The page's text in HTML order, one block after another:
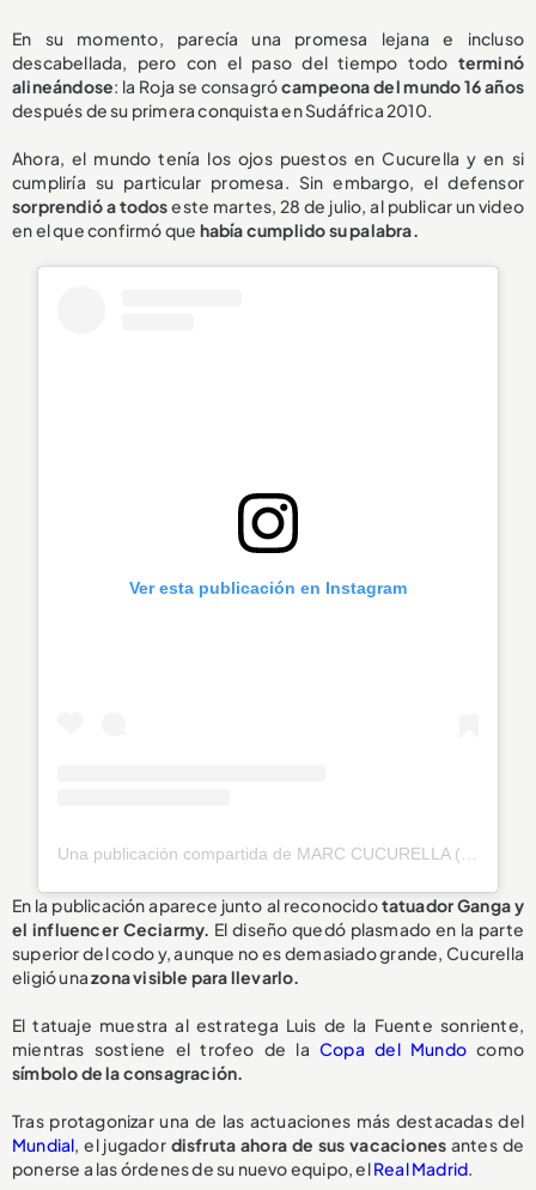
En su momento, parecía una promesa lejana e incluso
descabellada, pero con el paso del tiempo todo terminó
alineándose: la Roja se consagrócampeona del mundo 16 años
después de su primera conquista en Sudáfrica 2010.
Ahora, el mundo tenía los ojos puestos en Cucurella y en si
cumpliría su particular promesa. Sin embargo, el defensor
sorprendió a todoseste martes, 28 de julio, al publicar un video
en el que confirmó que había cumplido su palabra.
Ver esta publicación en Instagram
Una publicación compartida de MARC CUCURELLA (@cucurella3)
En la publicación aparece junto al reconocidotatuador Ganga y
el influencer Ceciarmy. El diseño quedó plasmado en la parte
superior del codo y, aunque no es demasiado grande, Cucurella
eligió unazona visible para llevarlo.
El tatuaje muestra al estratega Luis de la Fuente sonriente,
mientras sostiene el trofeo de laCopa del Mundocomo
símbolo de la consagración.
Tras protagonizar una de las actuaciones más destacadas del
Mundial, el jugadordisfruta ahora de sus vacaciones antes de
ponerse a las órdenes de su nuevo equipo, elReal Madrid.